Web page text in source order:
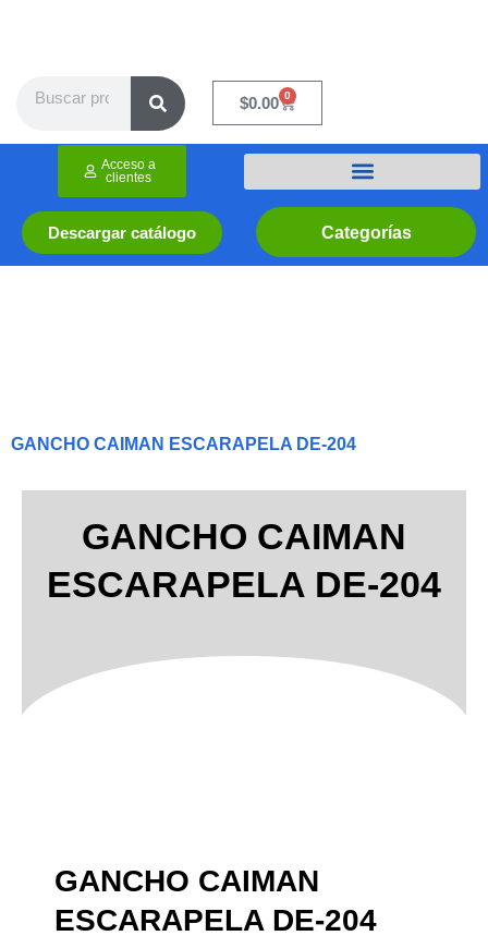
$0.00 0
Cart
Categorías
Descargar catálogo
Acceso a
clientes
GANCHO CAIMAN ESCARAPELA DE-204
GANCHO CAIMAN
ESCARAPELA DE-204
GANCHO CAIMAN
ESCARAPELA DE-204